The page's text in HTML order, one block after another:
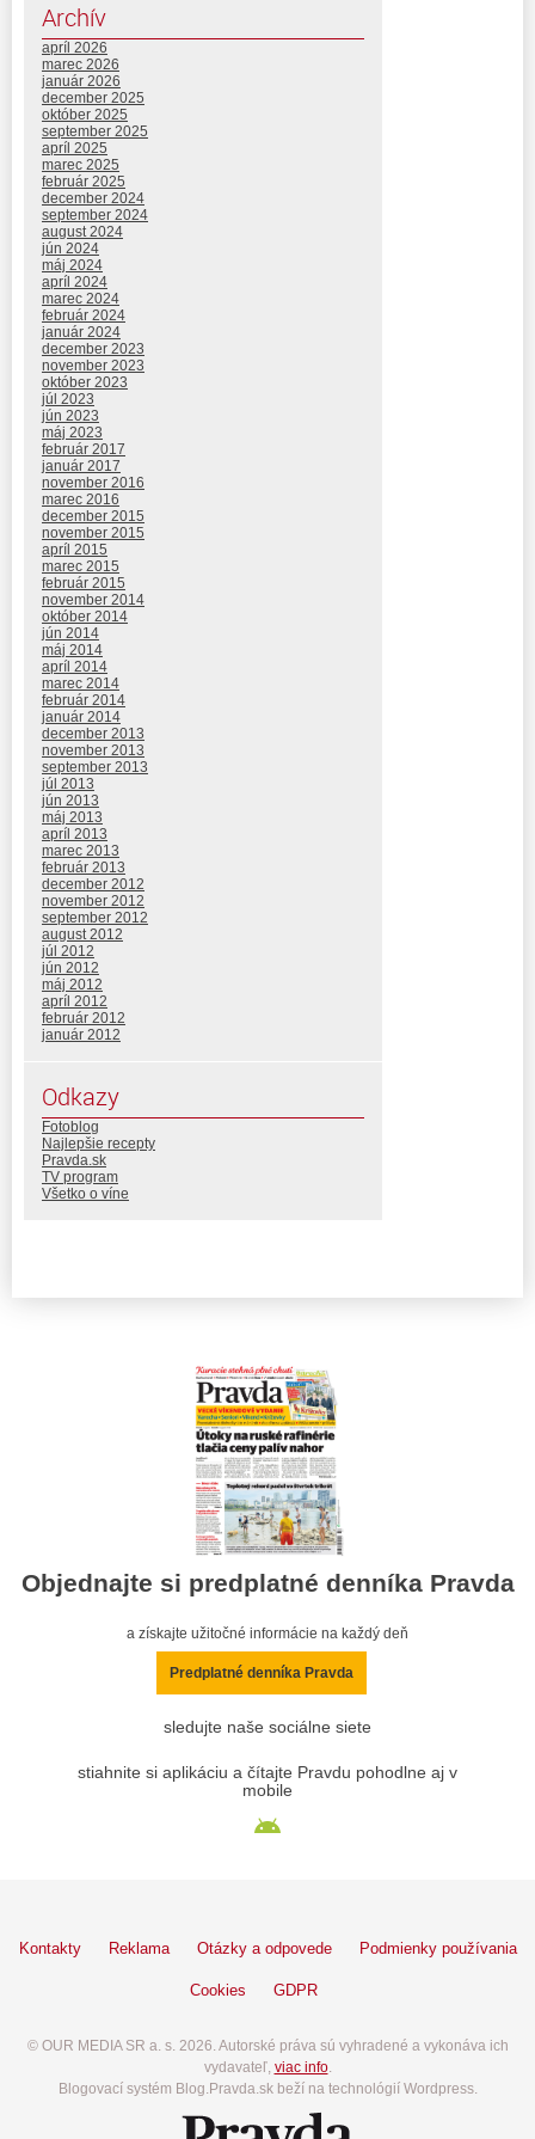
Archív
apríl 2026
marec 2026
január 2026
december 2025
október 2025
september 2025
apríl 2025
marec 2025
február 2025
december 2024
september 2024
august 2024
jún 2024
máj 2024
apríl 2024
marec 2024
február 2024
január 2024
december 2023
november 2023
október 2023
júl 2023
jún 2023
máj 2023
február 2017
január 2017
november 2016
marec 2016
december 2015
november 2015
apríl 2015
marec 2015
február 2015
november 2014
október 2014
jún 2014
máj 2014
apríl 2014
marec 2014
február 2014
január 2014
december 2013
november 2013
september 2013
júl 2013
jún 2013
máj 2013
apríl 2013
marec 2013
február 2013
december 2012
november 2012
september 2012
august 2012
júl 2012
jún 2012
máj 2012
apríl 2012
február 2012
január 2012
Odkazy
Fotoblog
Najlepšie recepty
Pravda.sk
TV program
Všetko o víne
Objednajte si predplatné denníka Pravda
a získajte užitočné informácie na každý deň
Predplatné denníka Pravda
sledujte naše sociálne siete
stiahnite si aplikáciu a čítajte Pravdu pohodlne aj v
mobile
Kontakty Reklama Otázky a odpovede Podmienky používania
Cookies GDPR
© OUR MEDIA SR a. s. 2026. Autorské práva sú vyhradené a vykonáva ich
vydavateľ, viac info.
Blogovací systém Blog.Pravda.sk beží na technológií Wordpress.